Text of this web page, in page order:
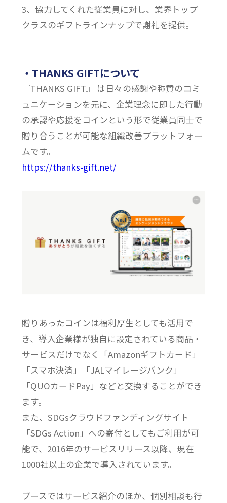
3、協力してくれた従業員に対し、業界トップ
クラスのギフトラインナップで謝礼を提供。
・THANKS GIFTについて
『THANKS GIFT』 は日々の感謝や称賛のコミ
ュニケーションを元に、企業理念に即した行動
の承認や応援をコインという形で従業員同士で
贈り合うことが可能な組織改善プラットフォー
ムです。
https://thanks-gift.net/
贈りあったコインは福利厚生としても活用で
き、導入企業様が独自に設定されている商品・
サービスだけでなく「Amazonギフトカード」
「スマホ決済」「JALマイレージバンク」
「QUOカードPay」などと交換することができ
ます。
また、SDGsクラウドファンディングサイト
「SDGs Action」への寄付としてもご利用が可
能で、2016年のサービスリリース以降、現在
1000社以上の企業で導入されています。
ブースではサービス紹介のほか、個別相談も行